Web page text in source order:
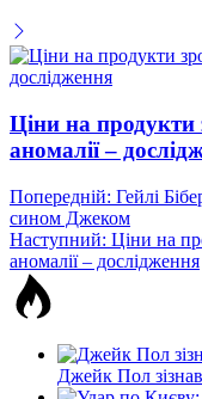
Ціни на продукти
аномалії –
Навігація
записів
Попередній: Гейлі
сином Джеком
Наступний: Ціни на
аномалії – дослідження
Джейк Пол